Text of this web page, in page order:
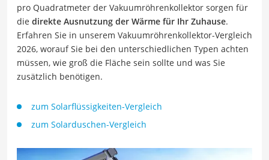
pro Quadratmeter der Vakuumröhrenkollektor sorgen für
die direkte Ausnutzung der Wärme für Ihr Zuhause.
Erfahren Sie in unserem Vakuumröhrenkollektor-Vergleich
2026, worauf Sie bei den unterschiedlichen Typen achten
müssen, wie groß die Fläche sein sollte und was Sie
zusätzlich benötigen.
zum Solarflüssigkeiten-Vergleich
zum Solarduschen-Vergleich